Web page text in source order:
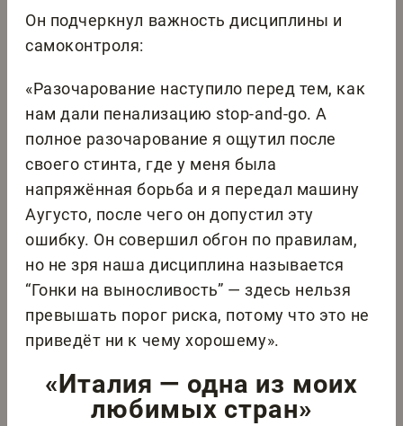
Он подчеркнул важность дисциплины и
самоконтроля:
«Разочарование наступило перед тем, как
нам дали пенализацию stop-and-go. А
полное разочарование я ощутил после
своего стинта, где у меня была
напряжённая борьба и я передал машину
Аугусто, после чего он допустил эту
ошибку. Он совершил обгон по правилам,
но не зря наша дисциплина называется
“Гонки на выносливость” — здесь нельзя
превышать порог риска, потому что это не
приведёт ни к чему хорошему».
«Италия — одна из моих
любимых стран»